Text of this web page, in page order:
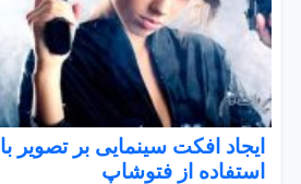
ایجاد افکت سینمایی بر تصویر با
استفاده از فتوشاپ